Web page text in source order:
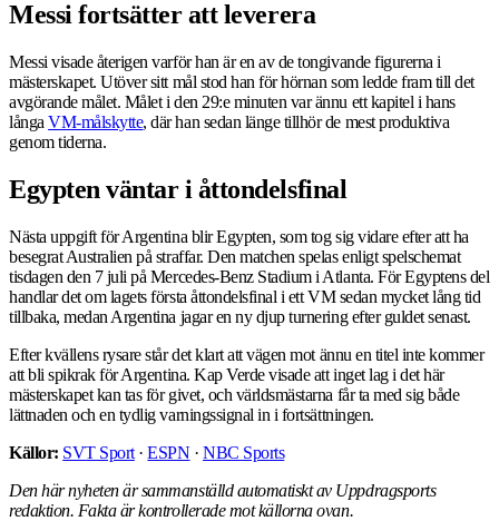
Messi fortsätter att leverera
Messi visade återigen varför han är en av de tongivande figurerna i
mästerskapet. Utöver sitt mål stod han för hörnan som ledde fram till det
avgörande målet. Målet i den 29:e minuten var ännu ett kapitel i hans
långaVM-målskytte, där han sedan länge tillhör de mest produktiva
genom tiderna.
Egypten väntar i åttondelsfinal
Nästa uppgift för Argentina blir Egypten, som tog sig vidare efter att ha
besegrat Australien på straffar. Den matchen spelas enligt spelschemat
tisdagen den 7 juli på Mercedes-Benz Stadium i Atlanta. För Egyptens del
handlar det om lagets första åttondelsfinal i ett VM sedan mycket lång tid
tillbaka, medan Argentina jagar en ny djup turnering efter guldet senast.
Efter kvällens rysare står det klart att vägen mot ännu en titel inte kommer
att bli spikrak för Argentina. Kap Verde visade att inget lag i det här
mästerskapet kan tas för givet, och världsmästarna får ta med sig både
lättnaden och en tydlig varningssignal in i fortsättningen.
Källor: SVT Sport·ESPN ·NBC Sports
Den här nyheten är sammanställd automatiskt av Uppdragsports
redaktion. Fakta är kontrollerade mot källorna ovan.